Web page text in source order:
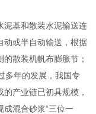
泥基和散装水泥输送连
动或半自动输送，根据
散装机帆布膨胀节；
多年的发展，我国专
产业链已初具规模，
成混合砂浆“三位一